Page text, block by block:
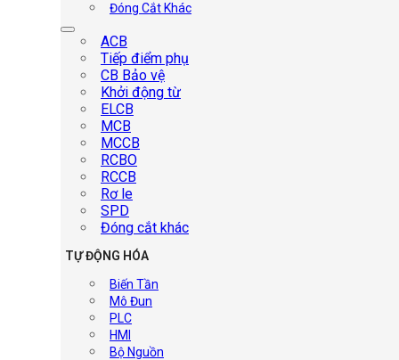
Đóng Cắt Khác
ACB
Tiếp điểm phụ
CB Bảo vệ
Khởi động từ
ELCB
MCB
MCCB
RCBO
RCCB
Rơ le
SPD
Đóng cắt khác
TỰ ĐỘNG HÓA
Biến Tần
Mô Đun
PLC
HMI
Bộ Nguồn